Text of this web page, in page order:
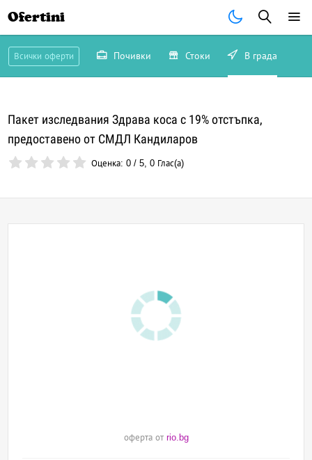
Ofertini
Всички оферти Почивки Стоки В града
Пакет изследвания Здрава коса с 19% отстъпка,
предоставено от СМДЛ Кандиларов
Оценка:0 /5,0 Глас(а)
оферта от rio.bg